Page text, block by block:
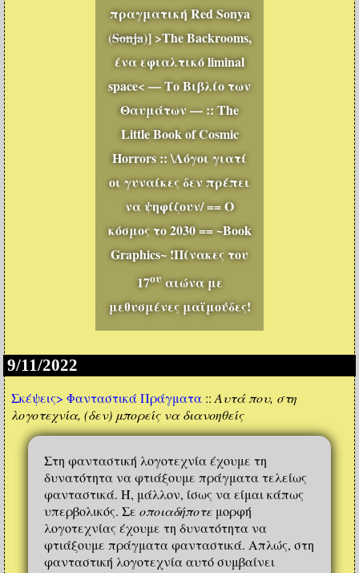
πραγματική Red Sonya
(Sonja)] >The Backrooms,
ένα εφιαλτικό liminal
space< — Το Βιβλίο των
Θαυμάτων — :: The
Little Book of Cosmic
Horrors :: \Λόγοι γιατί
οι γυναίκες δεν πρέπει
να ψηφίζουν/ == Ο
κόσμος το 2030 == ~Book
Graphics~ !Πίνακες του
17ου αιώνα με
μεθυσμένες μαϊμούδες!
9/11/2022
Σκέψεις> Φανταστικά Πράγματα ::Αυτά που, στη
λογοτεχνία, (δεν) μπορείς να διανοηθείς
Στη φανταστική λογοτεχνία έχουμε τη
δυνατότητα να φτιάξουμε πράγματα τελείως
φανταστικά. Ή, μάλλον, ίσως να είμαι κάπως
υπερβολικός. Σε οποιαδήποτε μορφή
λογοτεχνίας έχουμε τη δυνατότητα να
φτιάξουμε πράγματα φανταστικά. Απλώς, στη
φανταστική λογοτεχνία αυτό συμβαίνει